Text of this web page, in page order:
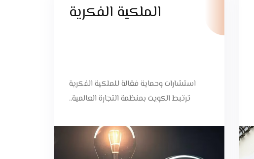
الملكية الفكرية
استشارات وحماية فعّالة للملكية الفكرية
ترتبط الكويت بمنظمة التجارة العالمية..